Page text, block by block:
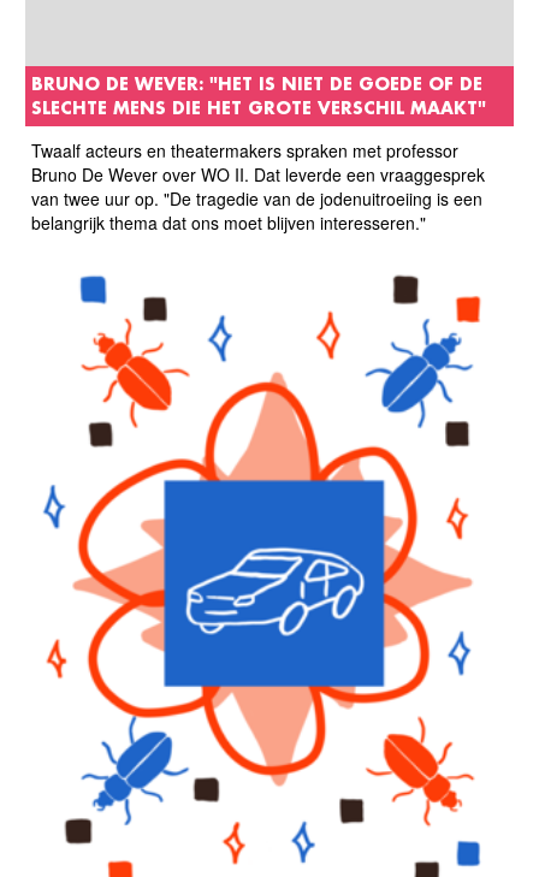
BRUNO DE WEVER: "HET IS NIET DE GOEDE OF DE
SLECHTE MENS DIE HET GROTE VERSCHIL MAAKT"
Twaalf acteurs en theatermakers spraken met professor
Bruno De Wever over WO II. Dat leverde een vraaggesprek
van twee uur op. "De tragedie van de jodenuitroeiing is een
belangrijk thema dat ons moet blijven interesseren."